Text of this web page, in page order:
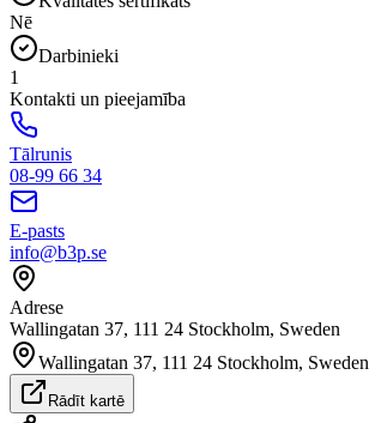
Nē
Darbinieki
1
Kontakti un pieejamība
Tālrunis
08-99 66 34
E-pasts
info@b3p.se
Adrese
Wallingatan 37, 111 24 Stockholm, Sweden
Wallingatan 37, 111 24 Stockholm, Sweden
Rādīt kartē